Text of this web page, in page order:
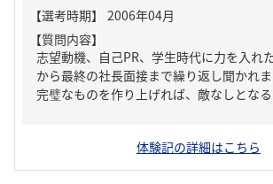
【質問内容】
志望動機、自己PR、学生時代に力を入れ
から最終の社長面接まで繰り返し聞かれま
完璧なものを作り上げれば、敵なしとなる
体験記の詳細はこちら